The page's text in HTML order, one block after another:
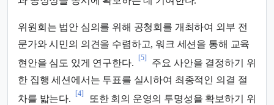
위원회는 법안 심의를 위해 공청회를 개최하여 외부 전
문가와 시민의 의견을 수렴하고, 워크 세션을 통해 교육
현안을 심도 있게 연구한다.
[5]
주요 사안을 결정하기 위
한 집행 세션에서는 투표를 실시하여 최종적인 의결 절
차를 밟는다.
[4]
또한 회의 운영의 투명성을 확보하기 위